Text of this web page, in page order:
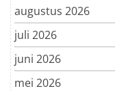
augustus 2026
juli 2026
juni 2026
mei 2026